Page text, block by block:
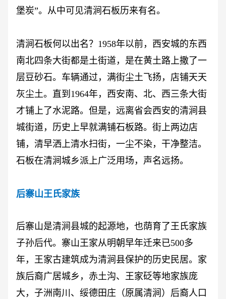
堡炭”。从中可见清涧石板历来有名。
清涧石板何以出名？ 1958年以前，西安城的东西
南北四条大街都是土街道，是在黄土路上撒了一
层豆砂石。车辆通过，满街尘土飞扬，店铺天天
灰尘土。直到1964年，西安南、北、西三条大街
才铺上了水泥路。但是，远离省会西安的清涧县
城街道，历史上早就满铺石板路。街上两边店
铺，清早洒上清水扫街，一尘不染，干净整洁。
石板在清涧城乡派上广泛用场，声名远扬。
后寨山王氏家族
后寨山是清涧县城的起源地，也荫育了王氏家族
子孙后代。寨山王家从明朝早年迁来已500多
年，王家古建筑成为清涧县保护的历史民居。家
族后裔广居城乡，赤土沟、王家砭等地家族庞
大，子洲南川、绥德田庄（原属清涧）后裔人口